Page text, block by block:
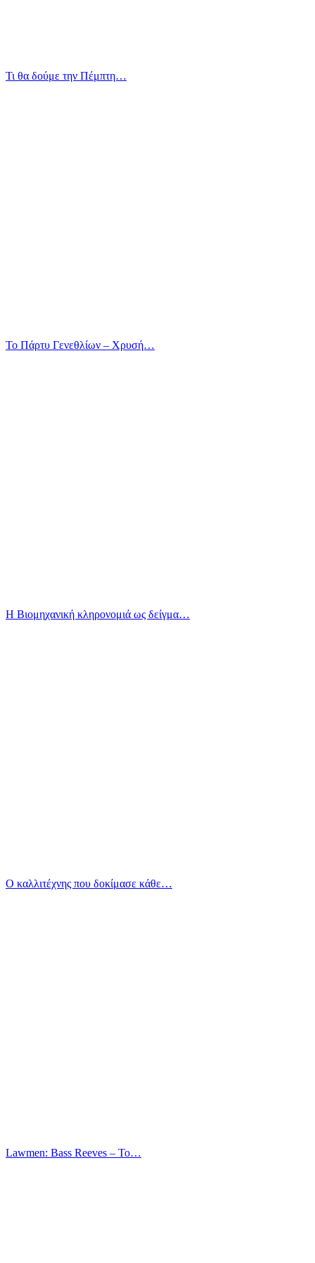
Τι θα δούμε την Πέμπτη…
Το Πάρτυ Γενεθλίων – Χρυσή…
Η Βιομηχανική κληρονομιά ως δείγμα…
Ο καλλιτέχνης που δοκίμασε κάθε…
Lawmen: Bass Reeves – Το…